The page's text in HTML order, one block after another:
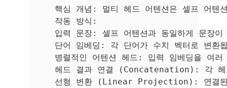
핵심 개념: 멀티 헤드 어텐션은 셀프 어텐
    작동 방식:
입력 문장: 셀프 어텐션과 동일하게 문장이
단어 임베딩: 각 단어가 수치 벡터로 변환
병렬적인 어텐션 헤드: 입력 임베딩을 여
헤드 결과 연결 (Concatenation): 각 헤
선형 변환 (Linear Projection): 연결된